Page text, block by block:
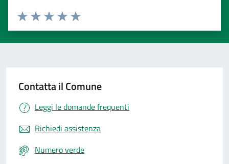
Valuta 5 stelle su 5
Valuta 4 stelle su 5
Valuta 3 stelle su 5
Valuta 2 stelle su 5
Valuta 1 stelle su 5
Contatta il Comune
Leggi le domande frequenti
Richiedi assistenza
Numero verde